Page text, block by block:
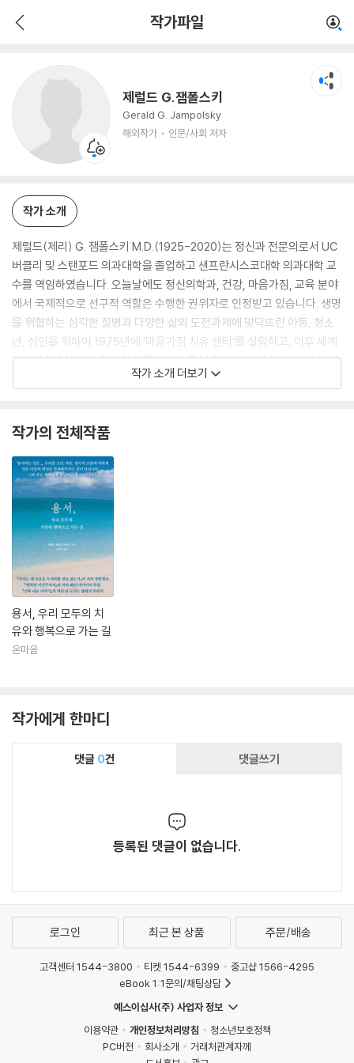
작가파일
제럴드 G.잼폴스키
Gerald G. Jampolsky
해외작가
인문/사회 저자
인문/사회 저자
작가 소개
제럴드(제리) G. 잼폴스키 M.D.(1925-2020)는 정신과 전문의로서 UC
버클리 및 스탠포드 의과대학을 졸업하고 샌프란시스코대학 의과대학 교
수를 역임하였습니다. 오늘날에도 정신의학과, 건강, 마음가짐, 교육 분야
에서 국제적으로 선구적 역할은 수행한 권위자로 인정받고 있습니다. 생명
을 위협하는 심각한 질병과 다양한 삶의 도전과제에 맞닥뜨린 아동, 청소
년, 성인을 위하여 1975년에 ‘마음가짐 치유 센터’를 설립하고, 이후 세계
각국에 120여 개의 자매 단체를 설립하였습니다. 『사랑 수업/사랑은 두려
움을 놓아주는 것』, 『어둠에서 벗어나 빛 속으로』, 『사랑은 모든 것의 해
작가 소개 더보기
작가의 전체작품
용서, 우리 모두의 치
유와 행복으로 가는 길
온마음
작가에게 한마디
댓글 0건 댓글쓰기
등록된 댓글이 없습니다.
로그인 최근 본 상품 주문/배송
고객센터 1544-3800 티켓 1544-6399
중고샵 1566-4295
eBook 1:1문의/채팅상담
예스이십사(주) 사업자 정보
이용약관
개인정보처리방침
청소년보호정책
PC버전
회사소개
거래처관계자께